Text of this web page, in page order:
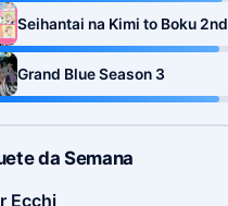
Seihantai na Kimi to Boku 2nd
Season
Grand Blue Season 3
da Semana
Ecchi